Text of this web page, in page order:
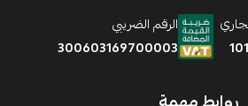
الرقم الضريبي
300603169700003